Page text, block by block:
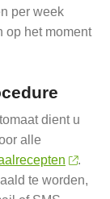
per week
op het moment
dient u
alle
.
te worden,